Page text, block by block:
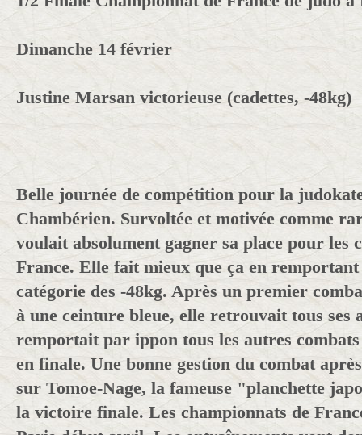
Dimanche 14 février
Justine Marsan victorieuse (cadettes, -48kg)
Belle journée de compétition pour la
Chambérien. Survoltée et motivée comme
voulait absolument gagner sa place pour les
France. Elle fait mieux que ça en
catégorie des -48kg. Après un premier
à une ceinture bleue, elle retrouvait tous ses
remportait par ippon tous les autres
en finale. Une bonne gestion du combat
sur Tomoe-Nage, la fameuse "planchette
la victoire finale. Les championnats de